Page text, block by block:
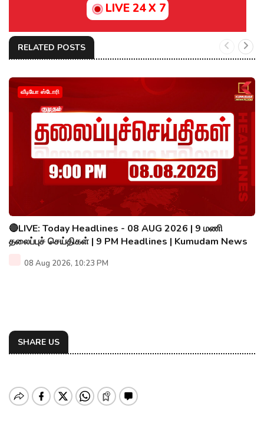
LIVE 24 X 7
RELATED POSTS
வீடியோ ஸ்டோரி
🔴LIVE: Today Headlines - 08 AUG 2026 | 9 மணி
தலைப்புச் செய்திகள் | 9 PM Headlines | Kumudam News
08 Aug 2026, 10:23 PM
SHARE US